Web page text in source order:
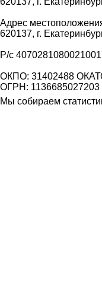
Адрес
620137, г.
Р/с
ОКПО: 31402488
ОГРН:
Мы собираем